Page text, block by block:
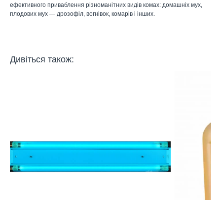
ефективного приваблення різноманітних видів комах: домашніх мух,
плодових мух — дрозофіл, вогнівок, комарів і інших.
Дивіться також: